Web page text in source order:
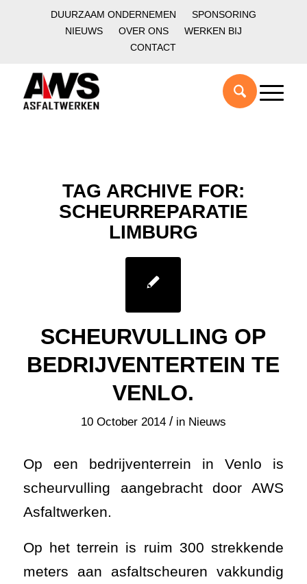
DUURZAAM ONDERNEMEN
SPONSORING
NIEUWS
OVER ONS
WERKEN BIJ
CONTACT
TAG ARCHIVE FOR:
SCHEURREPARATIE
LIMBURG
SCHEURVULLING OP
BEDRIJVENTERTEIN TE
VENLO.
10 October 2014 / in Nieuws
Op een bedrijventerrein in Venlo is
scheurvulling aangebracht door AWS
Asfaltwerken.
Op het terrein is ruim 300 strekkende
meters aan asfaltscheuren vakkundig